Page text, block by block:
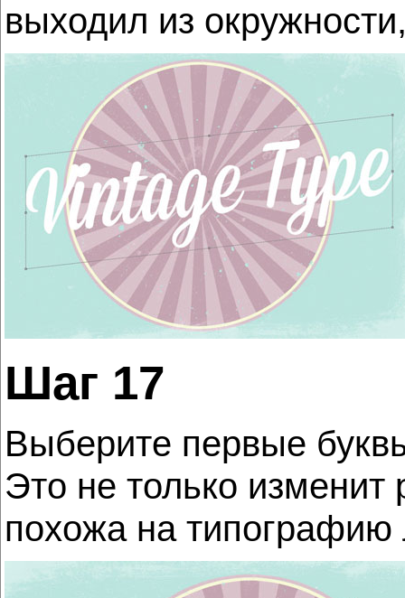
выходил из
Шаг 17
Выберите первые
Это не только изменит
похожа на типографию